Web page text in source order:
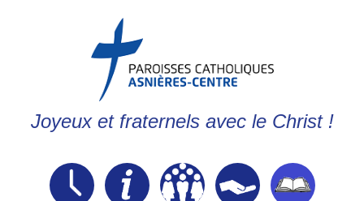
Joyeux et fraternels avec le Christ !